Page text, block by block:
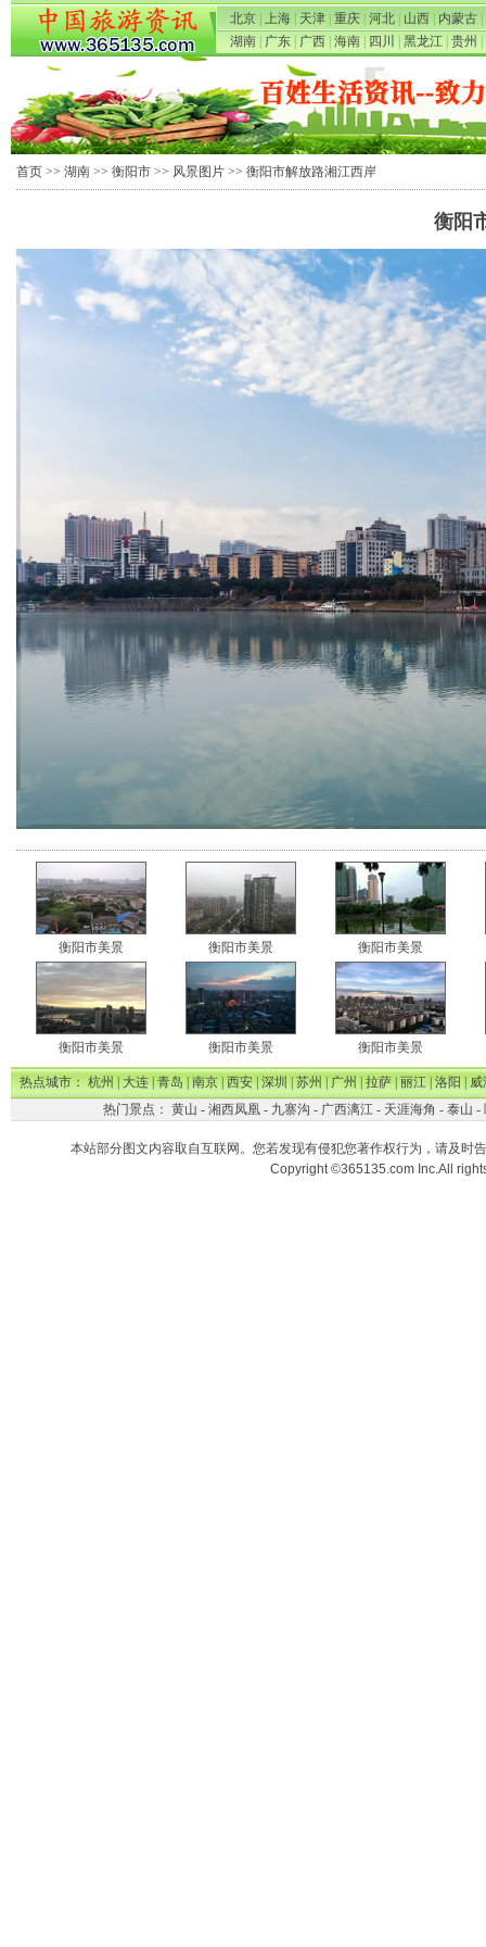
北京 上海 天津 重庆 河北 山西 内蒙古
湖南
广东 广西 海南 四川 黑龙江 贵州
首页 >> 湖南 >> 衡阳市 >> 风景图片 >> 衡阳市解放路湘江西岸
衡阳
衡阳市美景 衡阳市美景 衡阳市美景
衡阳市美景 衡阳市美景 衡阳市美景
热点城市：杭州|大连|青岛|南京|西安|深圳|苏州|广州|拉萨|丽江|洛阳|威
热门景点： 黄山 - 湘西凤凰- 九寨沟 - 广西漓江- 天涯海角 - 泰山 -
本站部分图文内容取自互联网。您若发现有侵犯您著作权行为，请及时
Copyright ©365135.com Inc.All